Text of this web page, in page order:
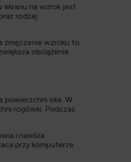
ekranu na wzrok jest
rodzaj
zmęczenie wzroku to
obciążenie
powierzchni oka. W
rogówki. Podczas
i nawilża
przy komputerze